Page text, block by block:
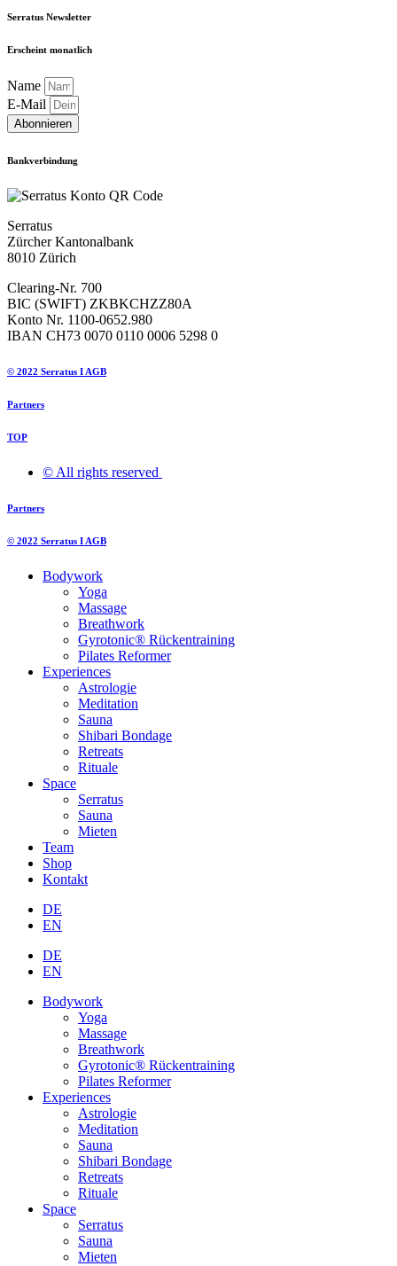
Serratus Newsletter
Erscheint monatlich
Name
E-Mail
Abonnieren
Bankverbindung
Serratus
Zürcher Kantonalbank
8010 Zürich
Clearing-Nr. 700
BIC (SWIFT) ZKBKCHZZ80A
Konto Nr. 1100-0652.980
IBAN CH73 0070 0110 0006 5298 0
© 2022 Serratus I AGB
Partners
TOP
© All rights reserved ​
Partners
© 2022 Serratus I AGB
Bodywork
Yoga
Massage
Breathwork
Gyrotonic® Rückentraining
Pilates Reformer
Experiences
Astrologie
Meditation
Sauna
Shibari Bondage
Retreats
Rituale
Space
Serratus
Sauna
Mieten
Team
Shop
Kontakt
DE
EN
DE
EN
Bodywork
Yoga
Massage
Breathwork
Gyrotonic® Rückentraining
Pilates Reformer
Experiences
Astrologie
Meditation
Sauna
Shibari Bondage
Retreats
Rituale
Space
Serratus
Sauna
Mieten